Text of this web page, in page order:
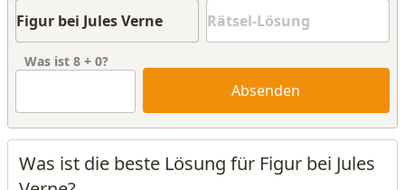
Was ist 8 + 0?
Absenden
Was ist die beste Lösung für Figur bei Jules